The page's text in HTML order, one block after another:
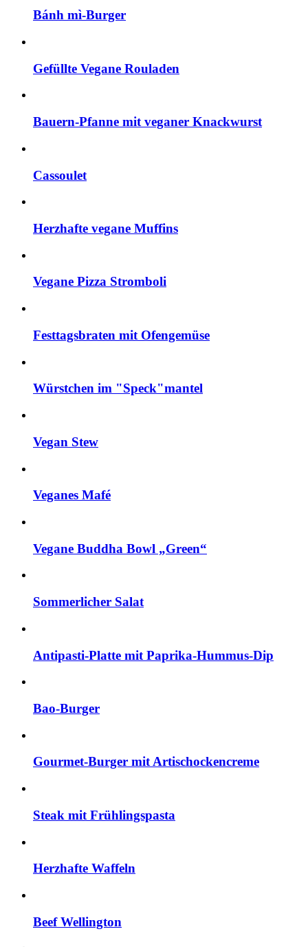
Bánh mì-Burger
Gefüllte Vegane Rouladen
Bauern-Pfanne mit veganer Knackwurst
Cassoulet
Herzhafte vegane Muffins
Vegane Pizza Stromboli
Festtagsbraten mit Ofengemüse
Würstchen im "Speck"mantel
Vegan Stew
Veganes Mafé
Vegane Buddha Bowl „Green“
Sommerlicher Salat
Antipasti-Platte mit Paprika-Hummus-Dip
Bao-Burger
Gourmet-Burger mit Artischockencreme
Steak mit Frühlingspasta
Herzhafte Waffeln
Beef Wellington